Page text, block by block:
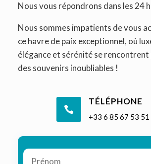
Nous vous répondrons dans les 24
Nous sommes impatients de vous
ce havre de paix exceptionnel, où
élégance et sérénité se
des souvenirs inoubliables !

TÉLÉPHONE
+33 6 85 67 53 51